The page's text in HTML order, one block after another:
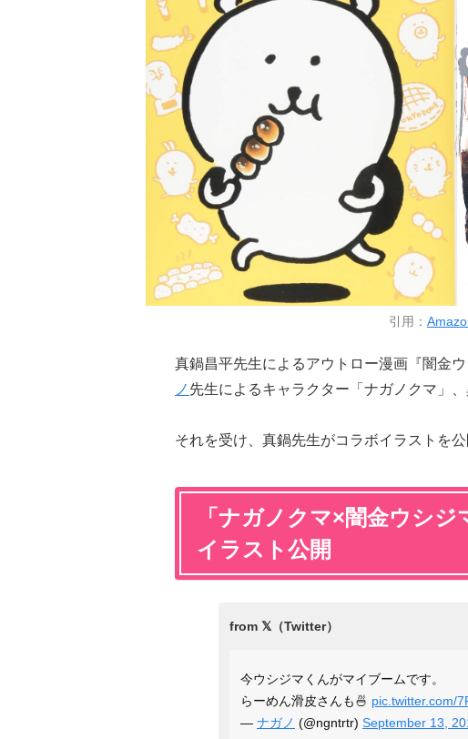
引用：
真鍋昌平先生によるアウトロー漫画『闇金
ノ 先生によるキャラクター「ナガノクマ」
それを受け、真鍋先生がコラボイラストを公
「ナガノクマ×闇金ウシ
イラスト公開
今ウシジマくんがマイブームです。
らーめん滑皮さんも🍜 pic.twitter.com/
— ナガノ (@ngntrtr) September 13,